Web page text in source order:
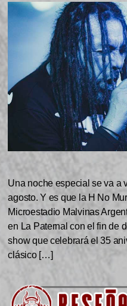
Una noche especial se va a
agosto. Y es que la H No
Microestadio Malvinas
en La Paternal con el fin de
show que celebrará el 35
clásico […]